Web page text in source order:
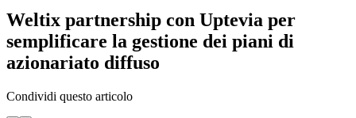
Weltix partnership con Uptevia per
semplificare la gestione dei piani di
azionariato diffuso
Condividi questo articolo